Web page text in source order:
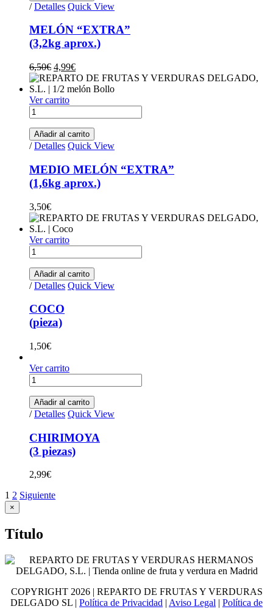
/ Detalles Quick View
MELÓN “EXTRA”
(3,2kg aprox.)
6,50€ Original price was: 6,50€.
4,99€Current price is: 4,99€.
Ver carrito
MEDIO MELÓN "EXTRA" (1,6kg aprox.) quantity
Añadir al carrito
/ Detalles Quick View
MEDIO MELÓN “EXTRA”
(1,6kg aprox.)
3,50€
Ver carrito
COCO (pieza) quantity
Añadir al carrito
/ Detalles Quick View
COCO
(pieza)
1,50€
Ver carrito
CHIRIMOYA(3 piezas) quantity
Añadir al carrito
/ Detalles Quick View
CHIRIMOYA
(3 piezas)
2,99€
1 2 Siguiente
Close product quick view
×
Título
COPYRIGHT 2026 | REPARTO DE FRUTAS Y VERDURAS
DELGADO SL | Política de Privacidad | Aviso Legal | Política de